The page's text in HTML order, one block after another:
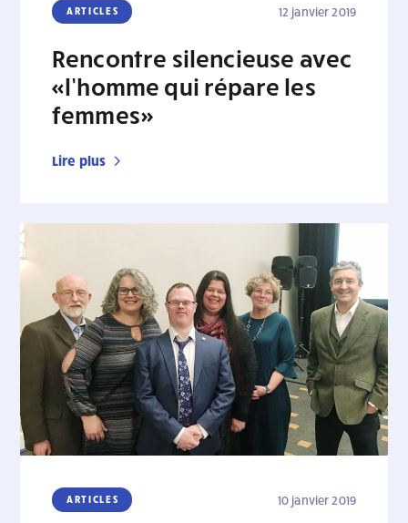
ARTICLES 12 janvier 2019
Rencontre silencieuse avec
«l’homme qui répare les
femmes»
Lire plus
ARTICLES 10 janvier 2019